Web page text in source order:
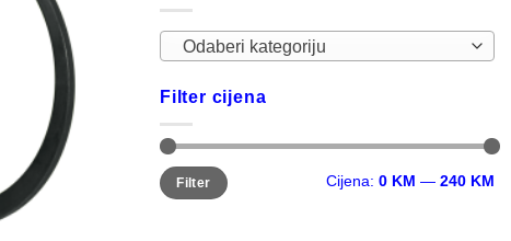
Odaberi kategoriju
Filter cijena
Minimalna
cijena
Maksimalna
cijena
Filter Cijena: 0 KM — 240 KM